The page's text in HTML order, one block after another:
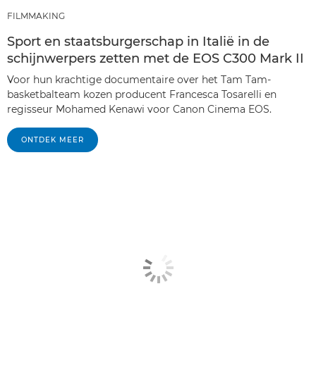
FILMMAKING
Sport en staatsburgerschap in Italië in de
schijnwerpers zetten met de EOS C300 Mark II
Voor hun krachtige documentaire over het Tam Tam-
basketbalteam kozen producent Francesca Tosarelli en
regisseur Mohamed Kenawi voor Canon Cinema EOS.
ONTDEK MEER